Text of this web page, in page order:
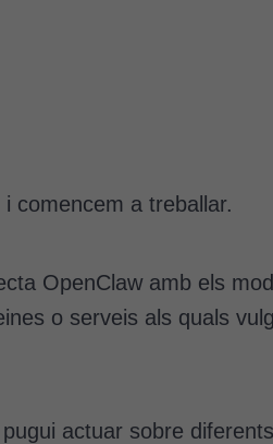
comencem a treballar.
OpenClaw amb els
o serveis als quals
actuar sobre